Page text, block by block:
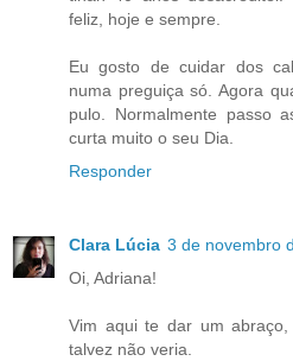
feliz, hoje e sempre.
Eu gosto de cuidar dos
numa preguiça só. Agora
pulo. Normalmente passo
curta muito o seu Dia.
Responder
Clara Lúcia 3 de novembro
Oi, Adriana!
Vim aqui te dar um
talvez não veria.